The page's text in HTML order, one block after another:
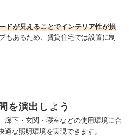
ドが見えることでインテリア性が損
もあるため、賃貸住宅では設置に制
を演出しよう
廊下・玄関・寝室などの使用環境に合
な照明環境を実現できます。